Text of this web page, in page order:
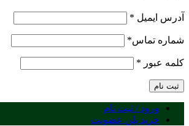
آدرس ایمیل *
شماره تماس*
کلمه عبور *
ثبت نام
ورود / ثبت نام
خرید پلن عضویت